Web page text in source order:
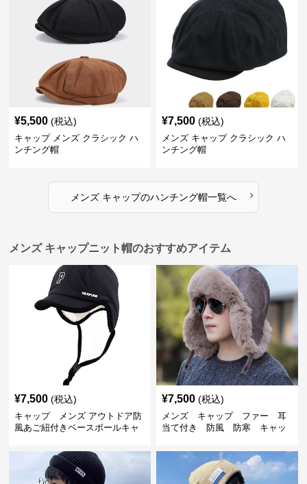
¥5,500 (税込)
キャップ メンズ クラシック ハ
ンチング帽
¥7,500 (税込)
メンズ キャップ クラシック ハ
ンチング帽
メンズ キャップのハンチング帽一覧へ ›
メンズ キャップニット帽のおすすめアイテム
¥7,500 (税込)
キャップ メンズ アウトドア防
風あご紐付きベースボールキャ
¥7,500 (税込)
メンズ キャップ ファー 耳
当て付き 防風 防寒 キャッ